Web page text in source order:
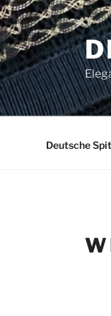
Zum
Inhalt
springen
Deutsche